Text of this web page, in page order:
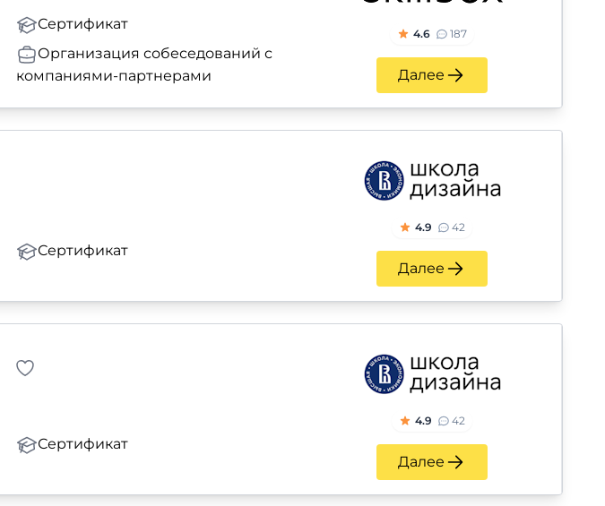
Сертификат
Организация собеседований с
компаниями-партнерами
4.6 187
Далее
Сертификат
4.9 42
Далее
Сертификат
4.9 42
Далее